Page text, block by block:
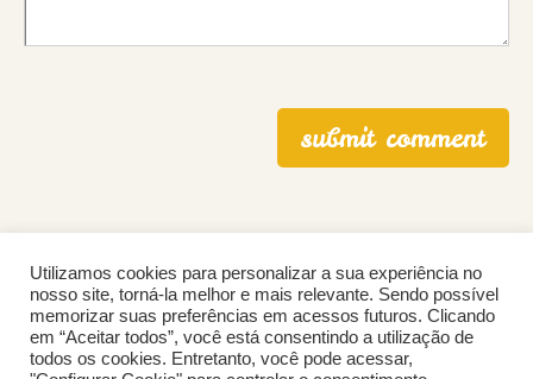
© 1999-2026 Feng Shui Lógico - Todos os direitos reservados.
Política de Privacidade• Desenvolvido pelaLinemidia
Utilizamos cookies para personalizar a sua experiência no
nosso site, torná-la melhor e mais relevante. Sendo possível
memorizar suas preferências em acessos futuros. Clicando
em “Aceitar todos”, você está consentindo a utilização de
todos os cookies. Entretanto, você pode acessar,